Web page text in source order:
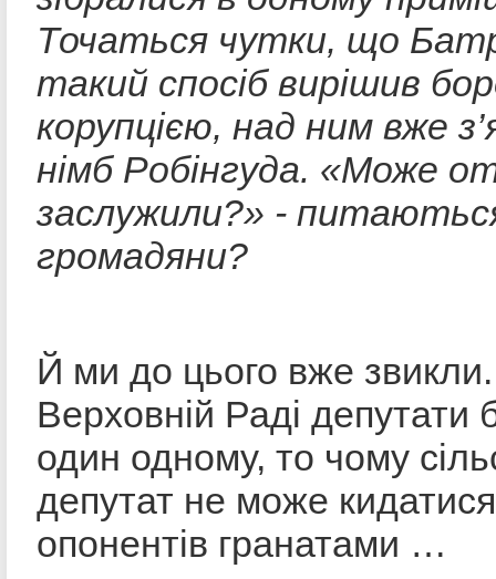
Точаться чутки, що
такий спосіб вирішив
корупцією, над ним вже
німб Робінгуда. «Може
заслужили?» -
громадяни?
Й ми до цього вже
Верховній Раді депутати
один одному, то чому
депутат не може
опонентів гранатами …